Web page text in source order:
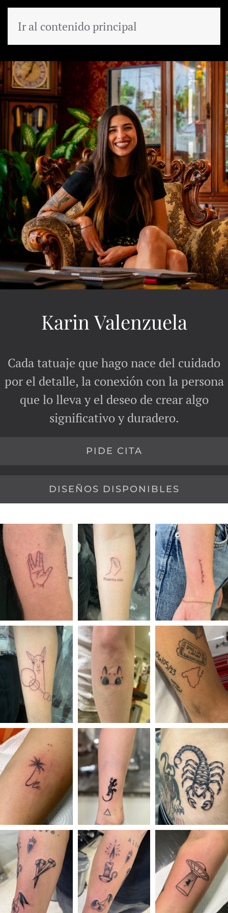
Ir al contenido principal
Karin Valenzuela
Cada tatuaje que hago nace del cuidado
por el detalle, la conexión con la persona
que lo lleva y el deseo de crear algo
significativo y duradero.
PIDE CITA
DISEÑOS DISPONIBLES